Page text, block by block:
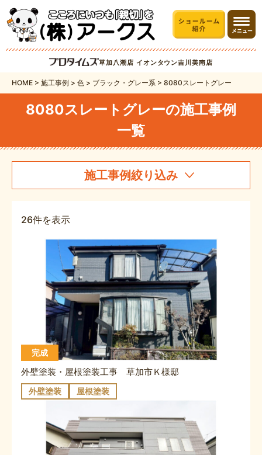
草加八潮店 イオンタウン吉川美南店
HOME > 施工事例 > 色 > ブラック・グレー系 > 8080スレートグレー
8080スレートグレーの施工事例
一覧
施工事例絞り込み
26件を表示
完成
外壁塗装・屋根塗装工事 草加市Ｋ様邸
外壁塗装 屋根塗装